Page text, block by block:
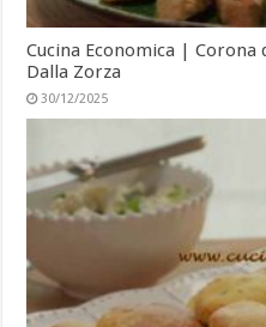
Cucina Economica | Corona
Dalla Zorza
30/12/2025